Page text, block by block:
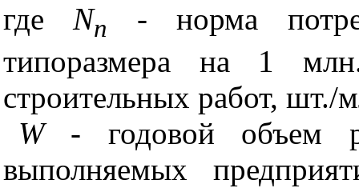
гдеNn
- норма
типоразмера на 1
строительных работ, шт./
W- годовой объем
выполняемых